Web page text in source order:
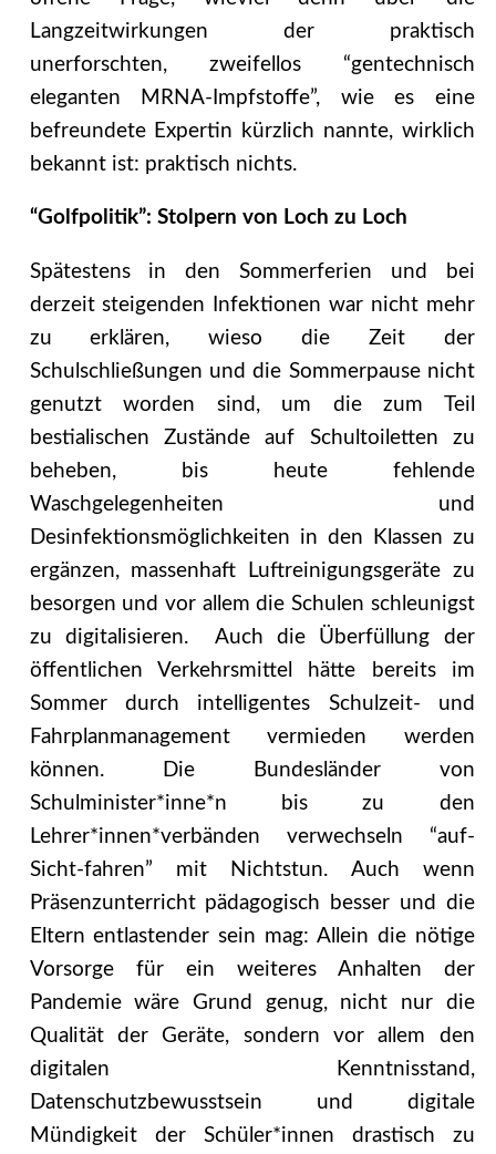
Langzeitwirkungen der praktisch
unerforschten, zweifellos “gentechnisch
eleganten MRNA-Impfstoffe”, wie es eine
befreundete Expertin kürzlich nannte, wirklich
bekannt ist: praktisch nichts.
“Golfpolitik”: Stolpern von Loch zu Loch
Spätestens in den Sommerferien und bei
derzeit steigenden Infektionen war nicht mehr
zu erklären, wieso die Zeit der
Schulschließungen und die Sommerpause nicht
genutzt worden sind, um die zum Teil
bestialischen Zustände auf Schultoiletten zu
beheben, bis heute fehlende
Waschgelegenheiten und
Desinfektionsmöglichkeiten in den Klassen zu
ergänzen, massenhaft Luftreinigungsgeräte zu
besorgen und vor allem die Schulen schleunigst
zu digitalisieren. Auch die Überfüllung der
öffentlichen Verkehrsmittel hätte bereits im
Sommer durch intelligentes Schulzeit- und
Fahrplanmanagement vermieden werden
können. Die Bundesländer von
Schulminister*inne*n bis zu den
Lehrer*innen*verbänden verwechseln “auf-
Sicht-fahren” mit Nichtstun. Auch wenn
Präsenzunterricht pädagogisch besser und die
Eltern entlastender sein mag: Allein die nötige
Vorsorge für ein weiteres Anhalten der
Pandemie wäre Grund genug, nicht nur die
Qualität der Geräte, sondern vor allem den
digitalen Kenntnisstand,
Datenschutzbewusstsein und digitale
Mündigkeit der Schüler*innen drastisch zu